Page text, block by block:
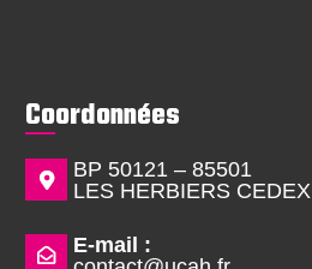
Coordonnées
BP 50121 – 85501
LES HERBIERS CEDEX
E-mail :